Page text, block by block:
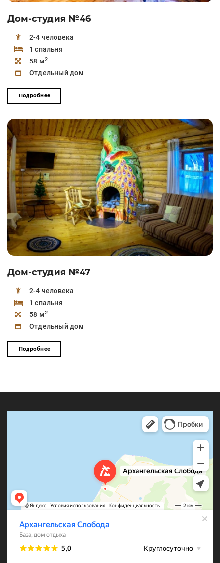
Дом-студия №46
2-4 человека
1 спальня
58 м2
Отдельный дом
Подробнее
Дом-студия №47
2-4 человека
1 спальня
58 м2
Отдельный дом
Подробнее